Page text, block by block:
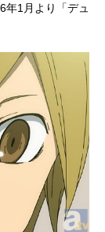
1月より「デュ